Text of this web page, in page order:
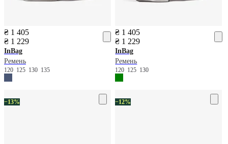
₴ 1 405
₴ 1 229
InBag
Ремень
120 125 130 135
₴ 1 405
₴ 1 229
InBag
Ремень
120 125 130
−13% −12%